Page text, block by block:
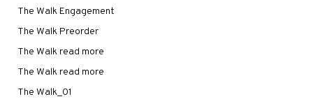
The Walk Engagement
The Walk Preorder
The Walk read more
The Walk read more
The Walk_01